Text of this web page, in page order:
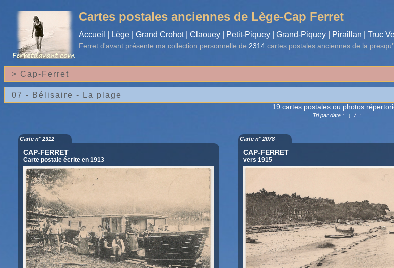
Cartes postales anciennes de Lège-Cap Ferret
Accueil Lège Grand Crohot Claouey Petit-Piquey Grand-Piquey Piraillan Truc
Ferret d'avant présente ma collection personnelle de 2314 cartes postales anciennes de la
19 cartes postales ou photos
Tri par date : ↓ /↑
Carte n° 2312
CAP-FERRET
Carte postale écrite en 1913
Carte n° 2078
CAP-FERRET
vers 1915